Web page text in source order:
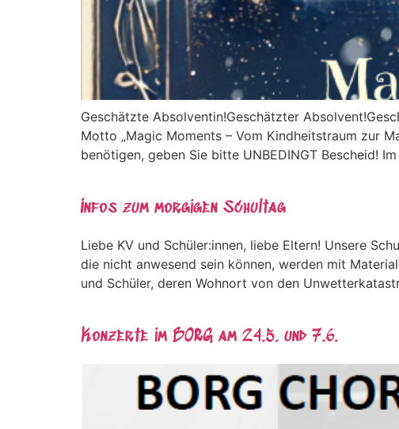
Geschätzte Absolventin!Geschätzter
Motto „Magic Moments – Vom Kindheitstraum zur
benötigen, geben Sie bitte UNBEDINGT Bescheid!
Infos zum morgigen Schultag
Liebe KV und Schüler:innen, liebe Eltern! Unsere
die nicht anwesend sein können, werden mit
und Schüler, deren Wohnort von den
Konzerte im BORG am 24.5. und 7.6.